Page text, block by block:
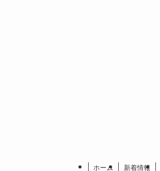
ホーム 新着情報